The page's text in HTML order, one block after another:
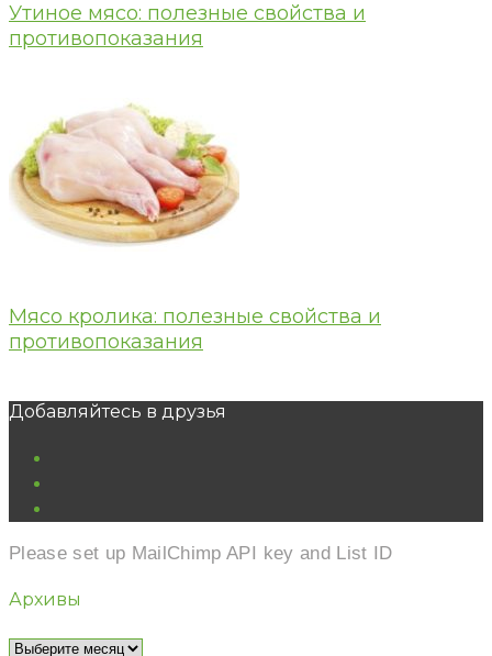
Утиное мясо: полезные свойства и
противопоказания
Мясо кролика: полезные свойства и
противопоказания
Добавляйтесь в друзья
Please set up MailChimp API key and List ID
Архивы
Архивы